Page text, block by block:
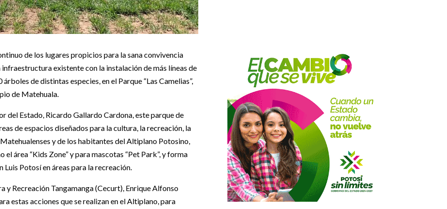
de los lugares propicios para la sana convivencia
existente con la instalación de más líneas de
de distintas especies, en el Parque “Las Camelias”,
de Matehuala.
del Estado, Ricardo Gallardo Cardona, este parque de
de espacios diseñados para la cultura, la recreación, la
y de los habitantes del Altiplano Potosino,
área “Kids Zone” y para mascotas “Pet Park”, y forma
Luis Potosí en áreas para la recreación.
y Recreación Tangamanga (Cecurt), Enrique Alfonso
estas acciones que se realizan en el Altiplano, para